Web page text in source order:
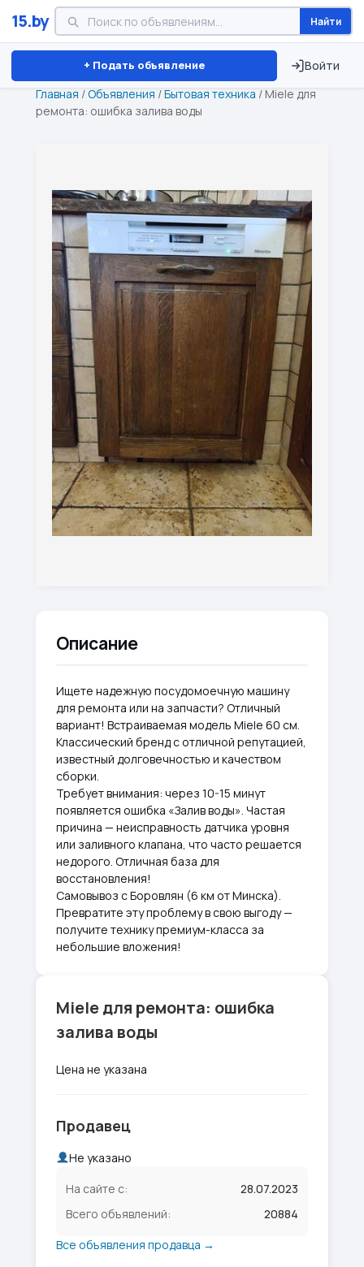
15.by Найти
+ Подать объявление Войти
Минск Витебск Брест ⏱ ТОЛЬКО 15 ДНЕЙ
Главная /Объявления /Бытовая техника / Miele для
ремонта: ошибка залива воды
Описание
Ищете надежную посудомоечную машину
для ремонта или на запчасти? Отличный
вариант! Встраиваемая модель Miele 60 см.
Классический бренд с отличной репутацией,
известный долговечностью и качеством
сборки.
Требует внимания: через 10-15 минут
появляется ошибка «Залив воды». Частая
причина — неисправность датчика уровня
или заливного клапана, что часто решается
недорого. Отличная база для
восстановления!
Самовывоз с Боровлян (6 км от Минска).
Превратите эту проблему в свою выгоду —
получите технику премиум-класса за
небольшие вложения!
Miele для ремонта: ошибка
залива воды
Цена не указана
Продавец
Не указано
На сайте с:
28.07.2023
Всего объявлений:
20884
Все объявления продавца →